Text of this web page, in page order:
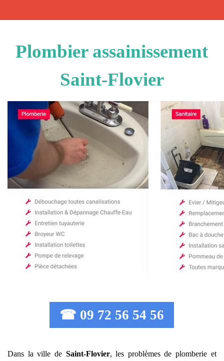
Plombier assainissement
Saint-Flovier
☎ 09 72 56 54 56
Dans la ville de Saint-Flovier, les problèmes de plomberie et